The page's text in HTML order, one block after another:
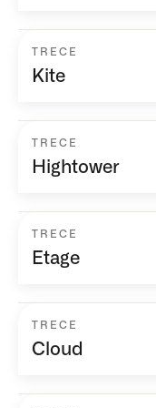
TRECE
Kite
TRECE
Hightower
TRECE
Etage
TRECE
Cloud